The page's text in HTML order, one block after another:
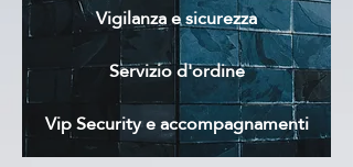
Vigilanza e sicurezza
Servizio d'ordine
Vip Security e accompagnamenti